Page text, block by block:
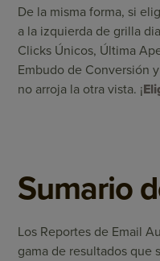
De la misma forma, si
a la izquierda de grilla
Clicks Únicos, Última
Embudo de Conversión
no arroja la otra vista. ¡
Sumario
Los Reportes de Email
gama de resultados que